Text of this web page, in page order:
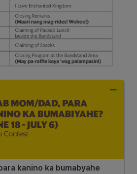
kanino ka bumabyahe